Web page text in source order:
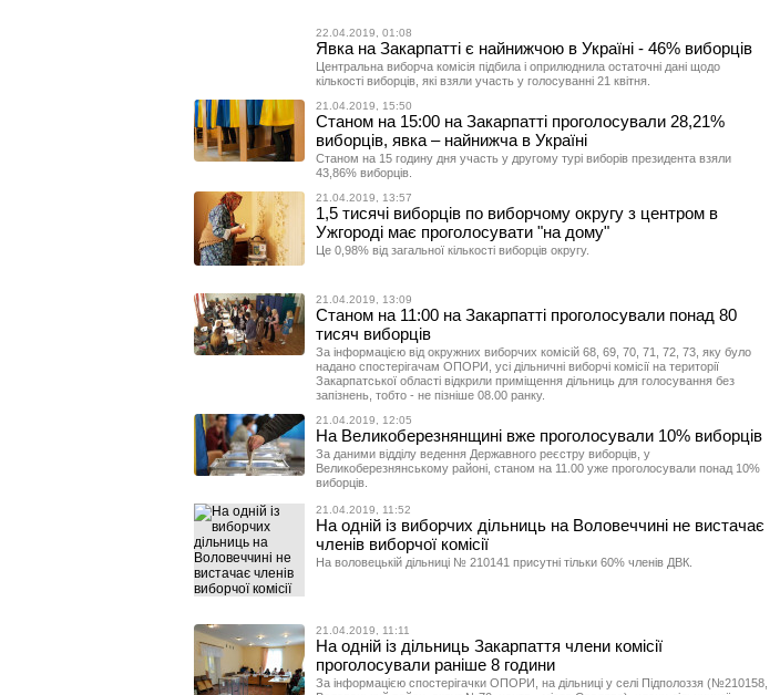
22.04.2019, 01:08
Явка на Закарпатті є найнижчою в Україні - 46% виборців
Центральна виборча комісія підбила і оприлюднила остаточні дані щодо
кількості виборців, які взяли участь у голосуванні 21 квітня.
21.04.2019, 15:50
Станом на 15:00 на Закарпатті проголосували 28,21%
виборців, явка – найнижча в Україні
Станом на 15 годину дня участь у другому турі виборів президента взяли
43,86% виборців.
21.04.2019, 13:57
1,5 тисячі виборців по виборчому округу з центром в
Ужгороді має проголосувати "на дому"
Це 0,98% від загальної кількості виборців округу.
21.04.2019, 13:09
Станом на 11:00 на Закарпатті проголосували понад 80
тисяч виборців
За інформацією від окружних виборчих комісій 68, 69, 70, 71, 72, 73, яку було
надано спостерігачам ОПОРИ, усі дільничні виборчі комісії на території
Закарпатської області відкрили приміщення дільниць для голосування без
запізнень, тобто - не пізніше 08.00 ранку.
21.04.2019, 12:05
На Великоберезнянщині вже проголосували 10% виборців
За даними відділу ведення Державного реєстру виборців, у
Великоберезнянському районі, станом на 11.00 уже проголосували понад 10%
виборців.
21.04.2019, 11:52
На одній із виборчих дільниць на Воловеччині не вистачає
членів виборчої комісії
На воловецькій дільниці № 210141 присутні тільки 60% членів ДВК.
21.04.2019, 11:11
На одній із дільниць Закарпаття члени комісії
проголосували раніше 8 години
За інформацією спостерігачки ОПОРИ, на дільниці у селі Підполоззя (№210158,